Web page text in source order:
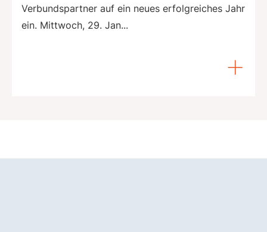
Verbundspartner auf ein neues erfolgreiches Jahr
ein. Mittwoch, 29. Jan...